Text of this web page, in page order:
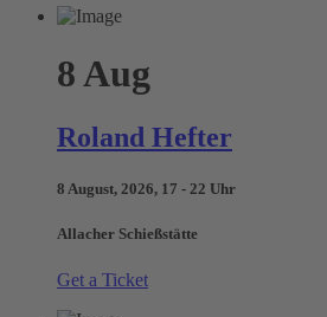
8 Aug
Roland Hefter
8 August, 2026, 17 - 22 Uhr
Allacher Schießstätte
Get a Ticket